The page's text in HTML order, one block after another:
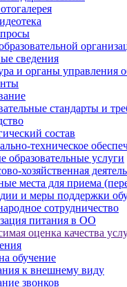
сведения
и органы управления
стандарты и
состав
техническое
образовательные услуги
хозяйственная
места для приема
и меры поддержки
сотрудничество
питания в ОО
оценка качества
обучение
к внешнему виду
звонков